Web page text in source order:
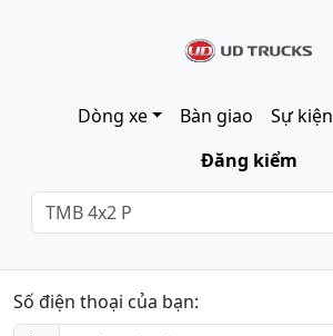
Dòng xe Bàn giao Sự kiện
Đăng kiểm
Số điện thoại của bạn: